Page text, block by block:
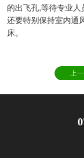
的出飞孔,等待专业人
还要特别保持室内通
床。
上